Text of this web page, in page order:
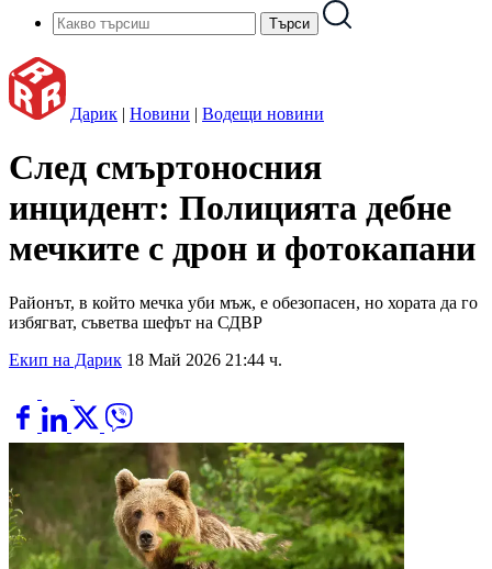
Дарик | Новини | Водещи новини
След смъртоносния
инцидент: Полицията дебне
мечките с дрон и фотокапани
Районът, в който мечка уби мъж, е обезопасен, но хората да го
избягват, съветва шефът на СДВР
Екип на Дарик 18 Май 2026 21:44 ч.